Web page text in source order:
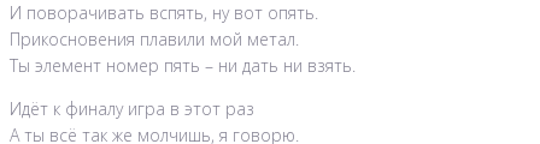
И поворачивать вспять, ну вот опять.
Прикосновения плавили мой метал.
Ты элемент номер пять – ни дать ни взять.
Идёт к финалу игра в этот раз
А ты всё так же молчишь, я говорю.